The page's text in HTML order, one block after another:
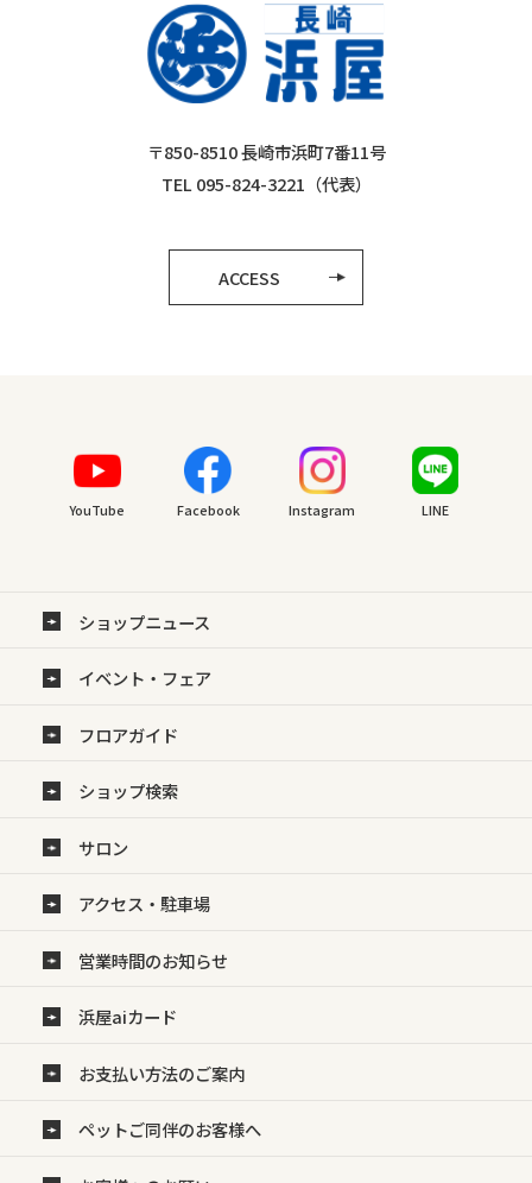
〒850-8510 長崎市浜町7番11号
TEL 095-824-3221（代表）
ACCESS
YouTube Facebook Instagram LINE
ショップニュース
イベント・フェア
フロアガイド
ショップ検索
サロン
アクセス・駐車場
営業時間のお知らせ
浜屋aiカード
お支払い方法のご案内
ペットご同伴のお客様へ